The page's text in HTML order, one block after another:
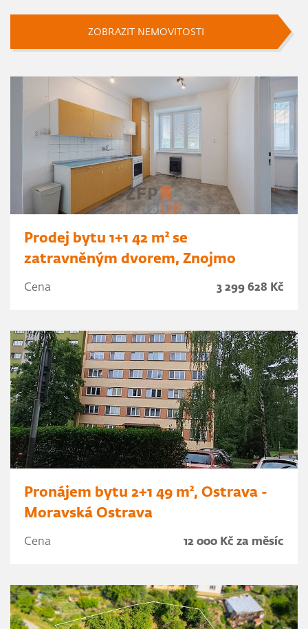
ZOBRAZIT NEMOVITOSTI
Prodej bytu 1+1 42 m² se
zatravněným dvorem, Znojmo
Cena 3 299 628 Kč
Pronájem bytu 2+1 49 m², Ostrava -
Moravská Ostrava
Cena 12 000 Kč za měsíc